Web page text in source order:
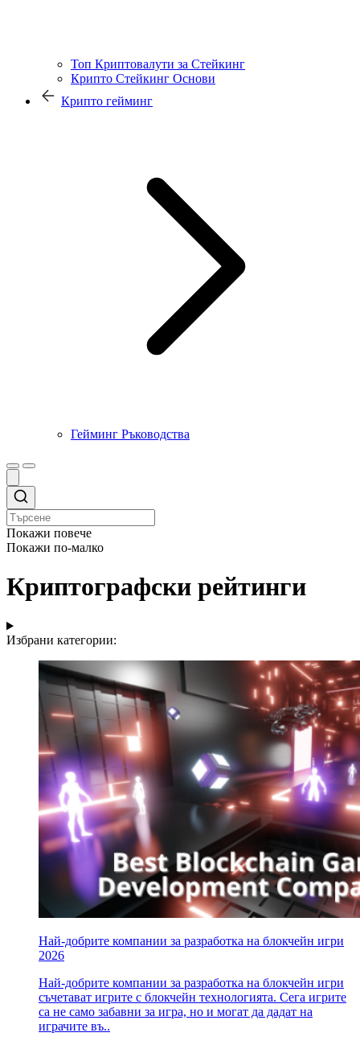
Топ Криптовалути за Стейкинг
Крипто Стейкинг Основи
Крипто гейминг
Гейминг Ръководства
Покажи повече
Покажи по-малко
Криптографски рейтинги
Избрани категории:
Най-добрите компании за разработка на блокчейн игри
2026
Най-добрите компании за разработка на блокчейн игри
съчетават игрите с блокчейн технологията. Сега игрите
са не само забавни за игра, но и могат да дадат на
играчите въ..